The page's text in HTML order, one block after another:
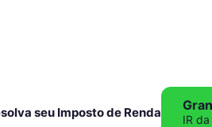
seu Imposto de Renda IR